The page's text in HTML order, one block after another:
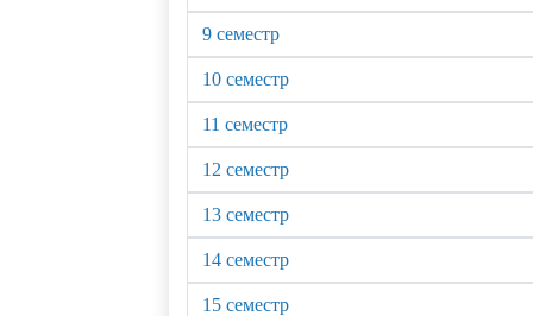
9 семестр
10 семестр
11 семестр
12 семестр
13 семестр
14 семестр
15 семестр